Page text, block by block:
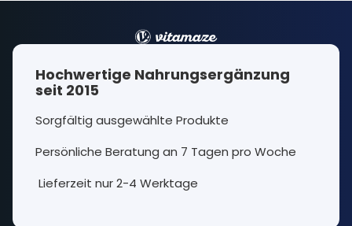
Hochwertige Nahrungsergänzung
seit 2015
Sorgfältig ausgewählte Produkte
Persönliche Beratung an 7 Tagen pro Woche
Lieferzeit nur 2-4 Werktage